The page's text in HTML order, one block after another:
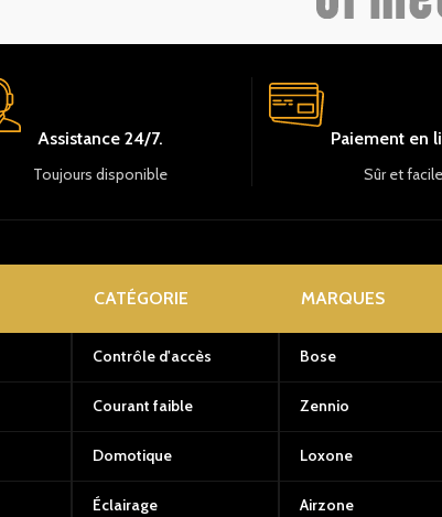
Assistance 24/7.
Toujours disponible
Paiement en
Sûr et facile
CATÉGORIE
Contrôle d'accès
Courant faible
Domotique
Éclairage
MARQUES
Bose
Zennio
Loxone
Airzone